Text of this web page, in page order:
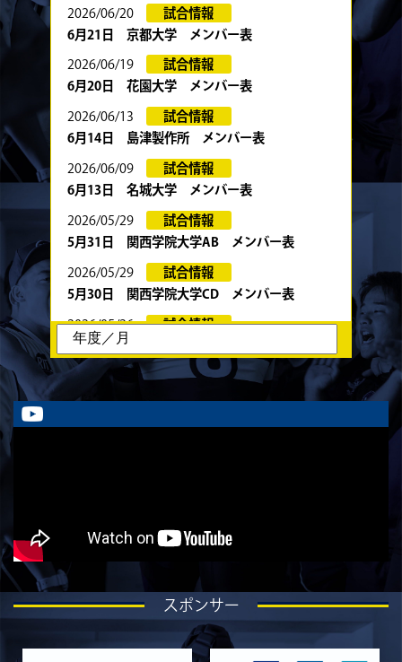
2026/06/20
試合情報
6月21日 京都大学 メンバー表
2026/06/19
試合情報
6月20日 花園大学 メンバー表
2026/06/13
試合情報
6月14日 島津製作所 メンバー表
2026/06/09
試合情報
6月13日 名城大学 メンバー表
2026/05/29
試合情報
5月31日 関西学院大学AB メンバー表
2026/05/29
試合情報
5月30日 関西学院大学CD メンバー表
2026/05/26
試合情報
6月13日・14日の試合お知らせ
2026/05/23
試合情報
5月24日 春季トーナメント 京都産業大学
更のお知らせ
5月9日 同志社大学戦 メンバー表
試合情報
5/9 京都チャレンジリーグ vs同志社大学1回生
スポンサー